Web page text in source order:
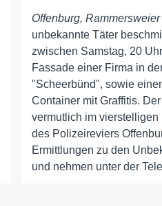
Offenburg, Rammersweier
unbekannte Täter
zwischen Samstag, 20
Fassade einer Firma in
"Scheerbünd", sowie
Container mit Graffitis.
vermutlich im
des Polizeireviers
Ermittlungen zu den
und nehmen unter der